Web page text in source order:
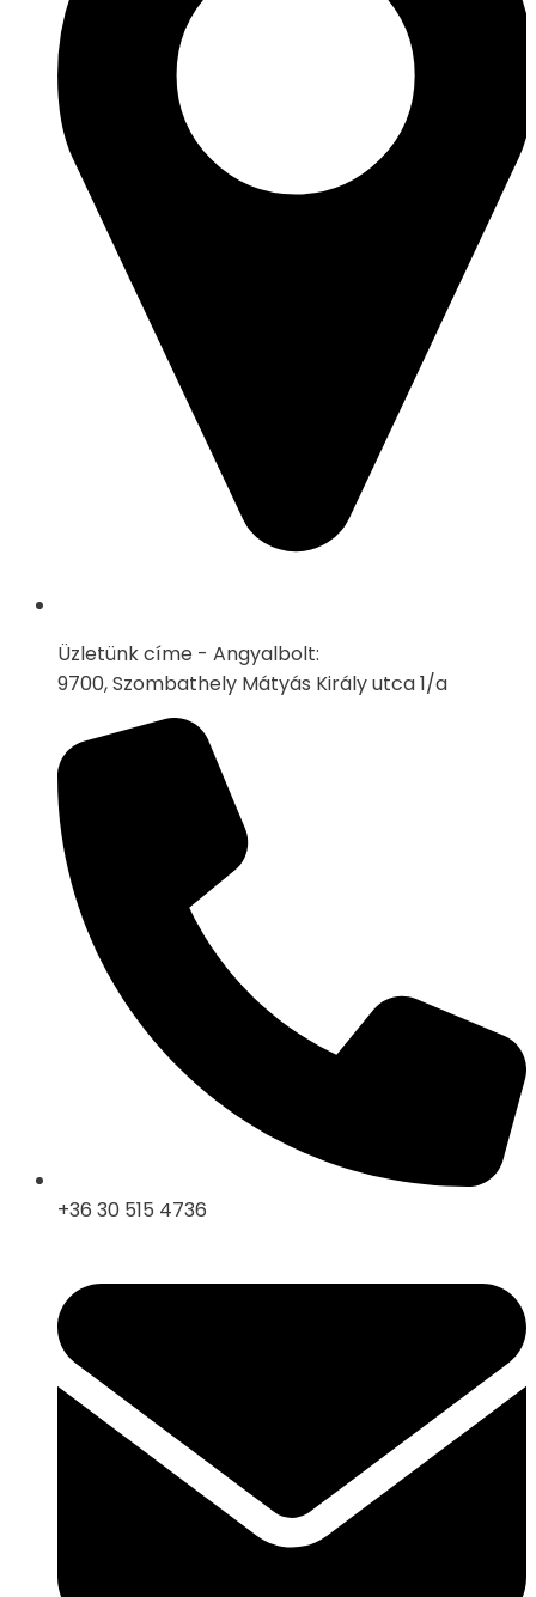
Üzletünk címe - Angyalbolt:
9700, Szombathely Mátyás Király utca 1/a
+36 30 515 4736